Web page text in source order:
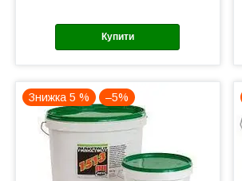
Купити
Знижка 5 % –5%